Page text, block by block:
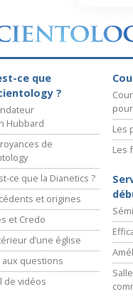
ce que
?
Hubbard
de
ce que la Dianetics ?
et origines
et Credo
d’une église
aux questions
de vidéos
Les
Les